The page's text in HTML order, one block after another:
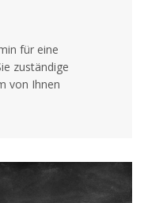
für eine
zuständige
von Ihnen